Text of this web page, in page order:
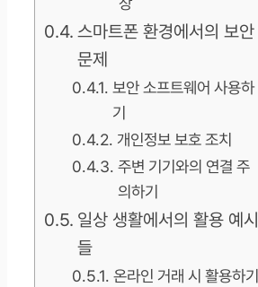
스마트폰 환경에서의 보안
문제
보안 소프트웨어 사용하
기
개인정보 보호 조치
주변 기기와의 연결 주
의하기
일상 생활에서의 활용 예시
들
온라인 거래 시 활용하기